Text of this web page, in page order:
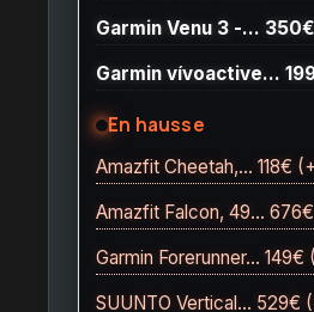
Garmin Venu 3 -…
Garmin vívoactive…
En hausse
Amazfit Cheetah,… 118€
Amazfit Falcon, 49…
Garmin Forerunner…
SUUNTO Vertical… 529€